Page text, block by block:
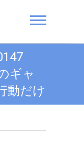
ギャ
動だけ